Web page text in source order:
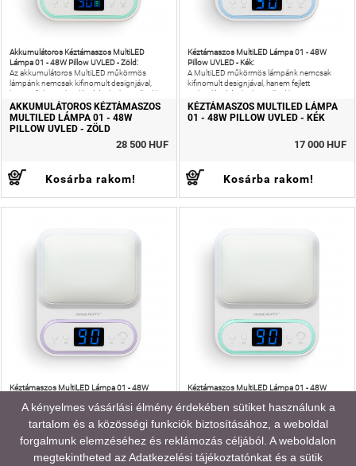
Akkumulátoros Kéztámaszos MultiLED
Lámpa 01 - 48W Pillow UVLED - Zöld:
Az akkumulátoros MultiLED műkörmös
lámpánk nemcsak kifinomult designjával,
hanem fejlett technológiájával is kiemelkedik a
piacon.
AKKUMULÁTOROS KÉZTÁMASZOS
MULTILED LÁMPA 01 - 48W
PILLOW UVLED - ZÖLD
28 500 HUF
Kosárba rakom!
Kéztámaszos MultiLED Lámpa 01 - 48W
Pillow UVLED - Kék:
A MultiLED műkörmös lámpánk nemcsak
kifinomult designjával, hanem fejlett
technológiájával is kiemelkedik a piacon.
KÉZTÁMASZOS MULTILED LÁMPA
01 - 48W PILLOW UVLED - KÉK
17 000 HUF
Kosárba rakom!
Kéztámaszos MultiLED Lámpa 01 - 48W
A MultiLED műkörmös lámpánk nemcsak
kifinomult designjával, hanem fejlett
technológiájával is kiemelkedik a piacon.
KÉZTÁMASZOS MULTILED LÁMPA
01 - 48W PILLOW UVLED - LILA
Kéztámaszos MultiLED Lámpa 01 - 48W
A MultiLED műkörmös lámpánk nemcsak
kifinomult designjával, hanem fejlett
technológiájával is kiemelkedik a piacon.
KÉZTÁMASZOS MULTILED LÁMPA
01 - 48W PILLOW UVLED - ZÖLD
A kényelmes vásárlási élmény érdekében sütiket használunk a
tartalom és a közösségi funkciók biztosításához, a weboldal
forgalmunk elemzéséhez és reklámozás céljából. A weboldalon
megtekintheted azAdatkezelési tájékoztatónkat és a sütik